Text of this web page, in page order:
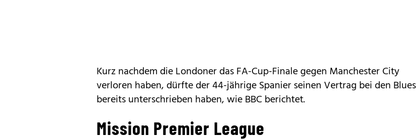
Kurz nachdem die Londoner das FA-Cup-Finale gegen Manchester City
verloren haben, dürfte der 44-jährige Spanier seinen Vertrag bei den Blues
bereits unterschrieben haben, wie BBC berichtet.
Mission Premier League